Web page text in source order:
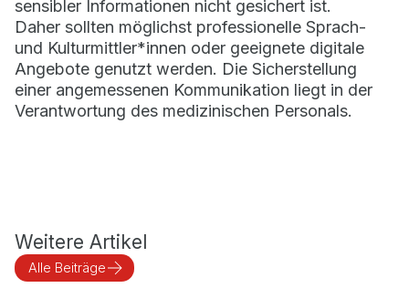
sensibler Informationen nicht gesichert ist.
Daher sollten möglichst professionelle Sprach-
und Kulturmittler*innen oder geeignete digitale
Angebote genutzt werden. Die Sicherstellung
einer angemessenen Kommunikation liegt in der
Verantwortung des medizinischen Personals.
Weitere Artikel
Alle Beiträge